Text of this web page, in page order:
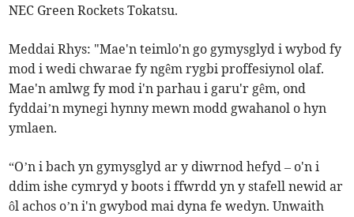
NEC Green Rockets Tokatsu.
Meddai Rhys: "Mae'n teimlo'n go gymysglyd i wybod fy
mod i wedi chwarae fy ngêm rygbi proffesiynol olaf.
Mae'n amlwg fy mod i'n parhau i garu'r gêm, ond
fyddai’n mynegi hynny mewn modd gwahanol o hyn
ymlaen.
“O’n i bach yn gymysglyd ar y diwrnod hefyd – o'n i
ddim ishe cymryd y boots i ffwrdd yn y stafell newid ar
ôl achos o’n i'n gwybod mai dyna fe wedyn. Unwaith